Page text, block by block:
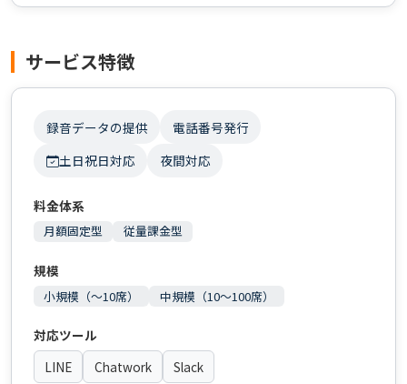
ー体制の構築が求められていた。
サービス特徴
録音データの提供
電話番号発行
土日祝日対応
夜間対応
料金体系
月額固定型 従量課金型
規模
小規模（〜10席） 中規模（10〜100席）
対応ツール
LINE
Chatwork Slack